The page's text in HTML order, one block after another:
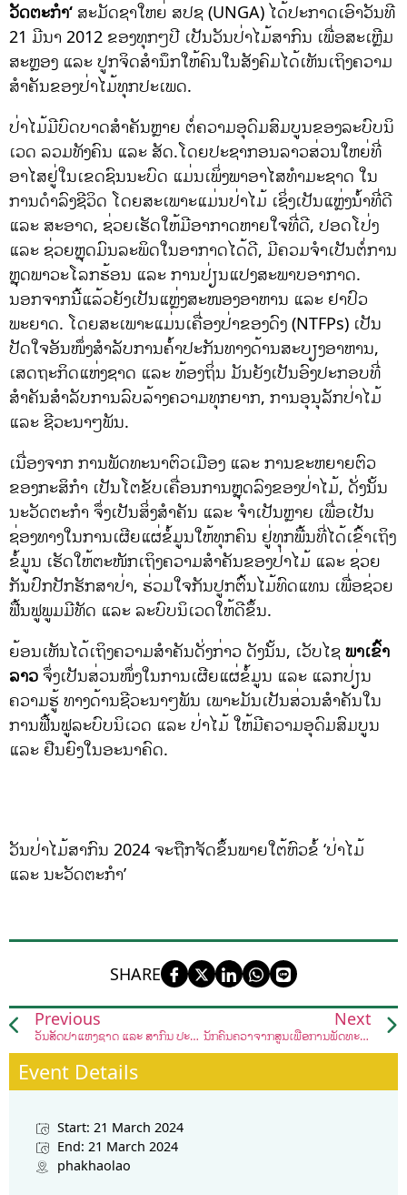
ວັດຕະກໍາ‘ ສະມັດຊາໃຫຍ່ ສປຊ (UNGA) ໄດ້ປະກາດເອົາວັນທີ
21 ມີນາ 2012 ຂອງທຸກໆປີ ເປັນວັນປ່າໄມ້ສາກົນ ເພື່ອສະເຫຼີມ
ສະຫຼອງ ແລະ ປູກຈິດສຳນຶກໃຫ້ຄົນໃນສັງຄົມໄດ້ເຫັນເຖິງຄວາມ
ສຳຄັນຂອງປ່າໄມ້ທຸກປະເພດ.
ປ່າໄມ້ມີບົດບາດສຳຄັນຫຼາຍ ຕໍ່ຄວາມອຸດົມສົມບູນຂອງລະບົບນິ
ເວດ ລວມທັງຄົນ ແລະ ສັດ.ໂດຍປະຊາກອນລາວສ່ວນໃຫຍ່ທີ່
ອາໄສຢູ່ໃນເຂດຊົນນະບົດ ແມ່ນເພິ່ງພາອາໄສທຳມະຊາດ ໃນ
ການດຳລົງຊີວິດ ໂດຍສະເພາະແມ່ນປ່າໄມ້ ເຊິ່ງເປັນແຫຼ່ງນ້ຳທີ່ດີ
ແລະ ສະອາດ, ຊ່ວຍເຮັດໃຫ້ມີອາກາດຫາຍໃຈທີ່ດີ, ປອດໂປ່ງ
ແລະ ຊ່ວຍຫຼຸດມົນລະພິດໃນອາກາດໄດ້ດີ, ມີຄວມຈຳເປັນຕໍ່ການ
ຫຼຸດພາວະໂລກຮ້ອນ ແລະ ການປ່ຽນແປງສະພາບອາກາດ.
ນອກຈາກນີ້ແລ້ວຍັງເປັນແຫຼ່ງສະໜອງອາຫານ ແລະ ຢາປົວ
ພະຍາດ. ໂດຍສະເພາະແມ່ນເຄື່ອງປ່າຂອງດົງ (NTFPs) ເປັນ
ປັດໃຈອັນໜຶ່ງສຳລັບການຄ້ຳປະກັນທາງດ້ານສະບຽງອາຫານ,
ເສດຖະກິດແຫ່ງຊາດ ແລະ ທ້ອງຖິ່ນ ມັນຍັງເປັນອົງປະກອບທີ່
ສຳຄັນສຳລັບການລົບລ້າງຄວາມທຸກຍາກ, ການອຸນຸລັກປ່າໄມ້
ແລະ ຊີວະນາໆພັນ.
ເນື່ອງຈາກ ການພັດທະນາຕົວເມືອງ ແລະ ການຂະຫຍາຍຕົວ
ຂອງກະສິກຳ ເປັນໂຕຂັບເຄື່ອນການຫຼຸດລົງຂອງປ່າໄມ້, ດັ່ງນັ້ນ
ນະວັດຕະກໍາ ຈຶ່ງເປັນສິ່ງສໍາຄັນ ແລະ ຈໍາເປັນຫຼາຍ ເພື່ອເປັນ
ຊ່ອງທາງໃນການເຜີຍແຜ່ຂໍ້ມູນໃຫ້ທຸກຄົນ ຢູ່ທຸກພື້ນທີ່ໄດ້ເຂົ້າເຖິງ
ຂໍ້ມູນ ເຮັດໃຫ້ຕະໜັກເຖິງຄວາມສໍາຄັນຂອງປ່າໄມ້ ແລະ ຊ່ວຍ
ກັນປົກປັກຮັກສາປ່າ, ຮ່ວມໃຈກັນປູກຕົ້ນໄມ້ທົດແທນ ເພື່ອຊ່ວຍ
ຟື້ນຟູພູມມີທັດ ແລະ ລະບົບນິເວດໃຫ້ດີຂຶ້ນ.
ຍ້ອນເຫັນໄດ້ເຖິງຄວາມສໍາຄັນດັ່ງກ່າວ ດັງນັ້ນ, ເວັບໄຊ ພາເຂົ້າ
ລາວ ຈຶ່ງເປັນສ່ວນໜຶ່ງໃນການເຜີຍແຜ່ຂໍ້ມູນ ແລະ ແລກປ່ຽນ
ຄວາມຮູ້ ທາງດ້ານຊີວະນາໆພັນ ເພາະມັນເປັນສ່ວນສໍາຄັນໃນ
ການຟື້ນຟູລະບົບນິເວດ ແລະ ປ່າໄມ້ ໃຫ້ມີຄວາມອຸດົມສົມບູນ
ແລະ ຢືນຍົງໃນອະນາຄົດ.
ວັນປ່າໄມ້ສາກົນ 2024 ຈະຖືກຈັດຂຶ້ນພາຍໃຕ້ຫົວຂໍ້ ‘ປ່າໄມ້
ແລະ ນະວັດຕະກໍາ’
SHARE
Previous
ວັນສັດປ່າແຫ່ງຊາດ ແລະ ສາກົນ ປະຈຳປີ 2024
Next
ນັກຄົ້ນຄວ້າຈາກສູນເພື່ອການພັດທະນາ ແລະ ສິ່ງແວດລ້ອມ (CDE) ໄດ້ຮັບກຽດຂຶ້ນນຳສະເໜີລະບົບຖານຂໍ້ມູນພາເຂົ້າລາວ
Event Details
Start: 21 March 2024
End: 21 March 2024
phakhaolao